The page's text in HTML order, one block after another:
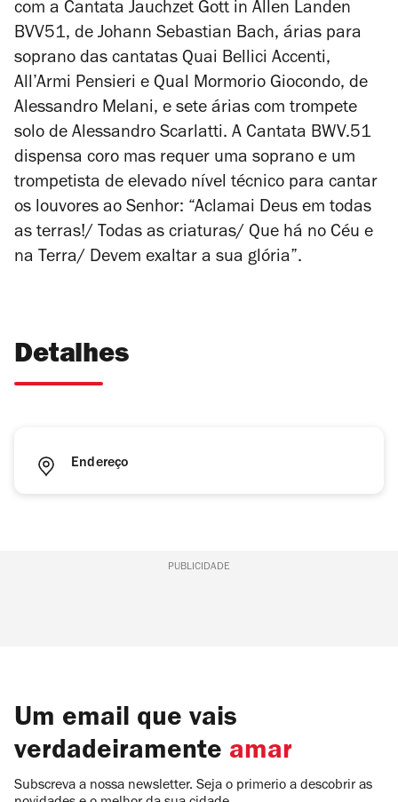
com a Cantata Jauchzet Gott in Allen Landen
BVV51, de Johann Sebastian Bach, árias para
soprano das cantatas Quai Bellici Accenti,
All’Armi Pensieri e Qual Mormorio Giocondo, de
Alessandro Melani, e sete árias com trompete
solo de Alessandro Scarlatti. A Cantata BWV.51
dispensa coro mas requer uma soprano e um
trompetista de elevado nível técnico para cantar
os louvores ao Senhor: “Aclamai Deus em todas
as terras!/ Todas as criaturas/ Que há no Céu e
na Terra/ Devem exaltar a sua glória”.
Detalhes
Endereço
PUBLICIDADE
Um email que vais
verdadeiramente amar
Subscreva a nossa newsletter. Seja o primerio a descobrir as